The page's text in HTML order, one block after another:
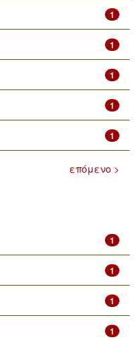
1
1
1
1
1
επόμενο >
1
1
1
1